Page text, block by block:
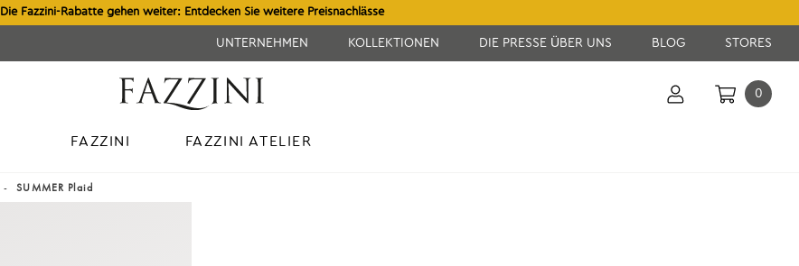
Die Fazzini-Rabatte gehen weiter: Entdecken Sie weitere Preisnachlässe
UNTERNEHMEN KOLLEKTIONEN DIE PRESSE ÜBER UNS BLOG STORES
0
FAZZINI FAZZINI ATELIER
SUMMER Plaid